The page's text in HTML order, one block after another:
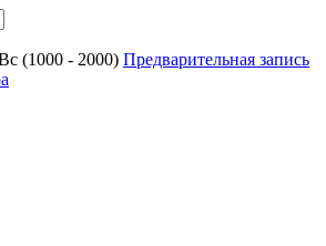
(1000 - 2000) Предварительная запись